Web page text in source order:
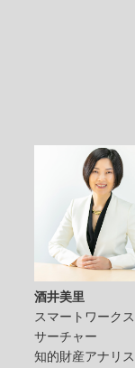
酒井美里
スマートワーク
サーチャー
知的財産アナリス